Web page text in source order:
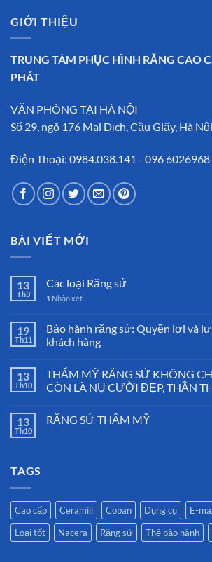
GIỚI THIỆU
TRUNG TÂM PHỤC HÌNH RĂNG CAO
PHÁT
VĂN PHÒNG TẠI HÀ NỘI
Số 29, ngõ 176 Mai Dịch, Cầu Giấy, Hà Nội
Điện Thoại: 0984.038.141 - 096 6026968
BÀI VIẾT MỚI
13
Th3
Các loại Răng sứ
1 Nhận xét
19
Th11
Bảo hành răng sứ: Quyền lợi và
khách hàng
13
Th10
THẨM MỸ RĂNG SỨ KHÔNG
CÒN LÀ NỤ CƯỜI ĐẸP, THẦN
13
Th10
RĂNG SỨ THẨM MỸ
TAGS
Cao cấp Ceramill Coban Dụng cụ E-
Loại tốt
Nacera Răng sứ Thẻ bảo hành